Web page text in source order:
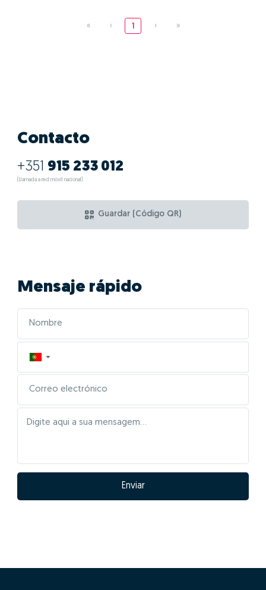
« ‹ 1 › »
Contacto
+351 915 233 012
(Llamada a red móvil nacional)
Guardar (Código QR)
Mensaje rápido
▼
Enviar